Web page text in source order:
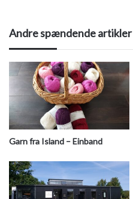
Andre spændende artikler
Garn fra Island – Einband